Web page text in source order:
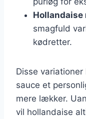
Hollandaise
smagfuld
kødretter.
Disse
sauce et
mere lækker.
vil hollandaise